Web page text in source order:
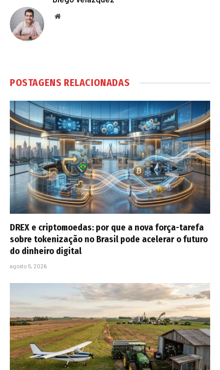
Website
POSTAGENS RELACIONADAS
DREX e criptomoedas: por que a nova força-tarefa
sobre tokenização no Brasil pode acelerar o futuro
do dinheiro digital
agosto 5, 2026